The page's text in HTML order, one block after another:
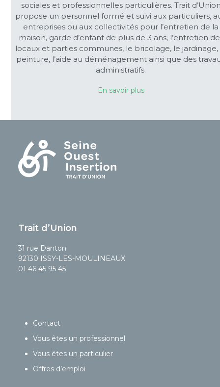
sociales et professionnelles particulières. Trait
propose un personnel formé et suivi aux particuliers,
entreprises ou aux collectivités pour l’entretien de la
maison, garde d’enfant de plus de 3 ans, l’entretien
locaux et parties communes, le bricolage, le jardinage,
peinture, l’aide au déménagement ainsi que des
administratifs.
En savoir plus
Trait d’Union
31 rue Danton
92130 ISSY-LES-MOULINEAUX
01 46 45 95 45
Contact
Vous êtes un professionnel
Vous êtes un particulier
Offres d’emploi